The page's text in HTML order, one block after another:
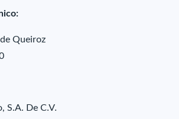
Queiroz
S.A. De C.V.